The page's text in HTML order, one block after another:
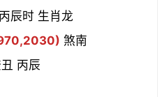
丙辰时 生肖龙
煞南
丙辰